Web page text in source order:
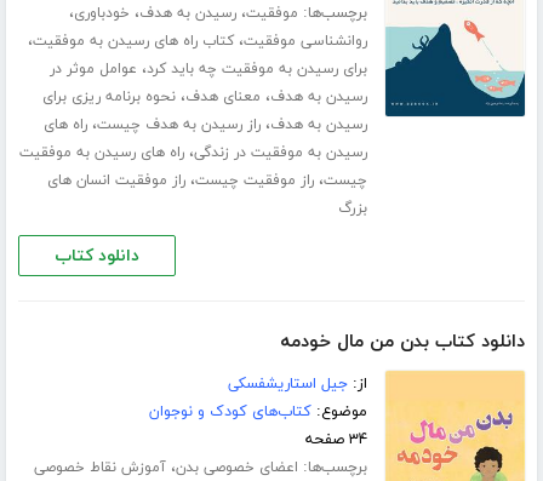
برچسب‌ها: موفقیت،رسیدن به هدف، خودباوری،
روانشناسی موفقیت،کتاب راه های رسیدن به موفقیت،
برای رسیدن به موفقیت چه باید کرد، عوامل موثر در
رسیدن به هدف، معنای هدف،نحوه برنامه ریزی برای
رسیدن به هدف،راز رسیدن به هدف چیست،راه های
رسیدن به موفقیت در زندگی،راه های رسیدن به موفقیت
چیست،راز موفقیت چیست،راز موفقیت انسان های
بزرگ
دانلود کتاب
دانلود کتاب بدن من مال خودمه
از:جیل استاریشفسکی
موضوع:کتاب‌های کودک و نوجوان
۳۴ صفحه
برچسب‌ها: اعضای خصوصی بدن،آموزش نقاط خصوصی